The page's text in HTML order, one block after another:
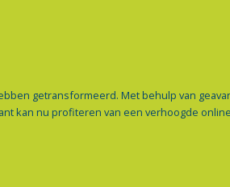
getransformeerd. Met behulp van
kan nu profiteren van een verhoogde